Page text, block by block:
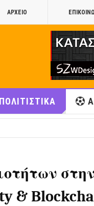
ΑΡΧΕΙΟ
ΠΟΛΙΤΙΣΤΙΚΑ
&